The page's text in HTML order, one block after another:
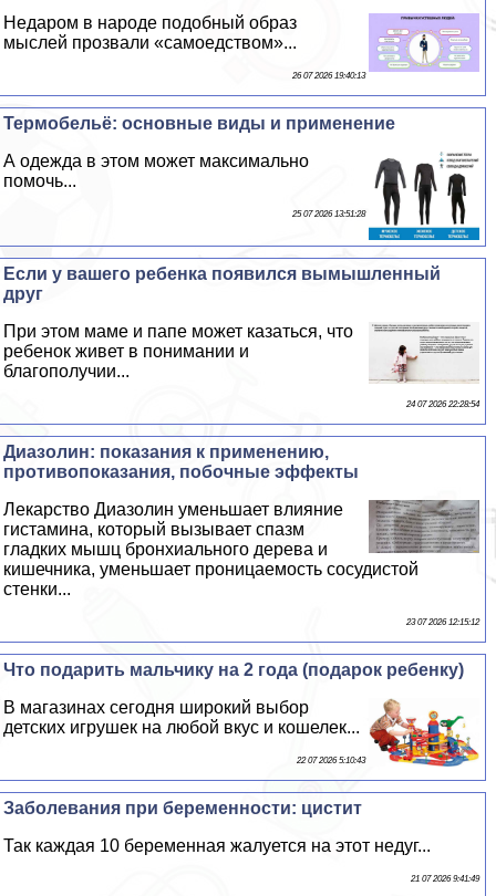
Недаром в народе подобный образ
мыслей прозвали «самоедством»...
26 07 2026 19:40:13
Термобельё: основные виды и применение
А одежда в этом может максимально
помочь...
25 07 2026 13:51:28
Если у вашего ребенка появился вымышленный
друг
При этом маме и папе может казаться, что
ребенок живет в понимании и
благополучии...
24 07 2026 22:28:54
Диазолин: показания к применению,
противопоказания, побочные эффекты
Лекарство Диазолин уменьшает влияние
гистамина, который вызывает спазм
гладких мышц бронхиального дерева и
кишечника, уменьшает проницаемость сосудистой
стенки...
23 07 2026 12:15:12
Что подарить мальчику на 2 года (подарок ребенку)
В магазинах сегодня широкий выбор
детских игрушек на любой вкус и кошелек...
22 07 2026 5:10:43
Заболевания при беременности: цистит
Так каждая 10 беременная жалуется на этот недуг...
21 07 2026 9:41:49